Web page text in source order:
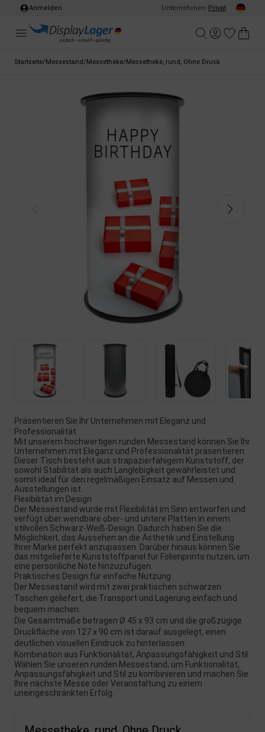
Anmelden Unternehmen Privat
Startseite/Messestand/Messetheke/Messetheke, rund, Ohne Druck
Präsentieren Sie Ihr Unternehmen mit Eleganz und
Professionalität
Mit unserem hochwertigen runden Messestand können Sie Ihr
Unternehmen mit Eleganz und Professionalität präsentieren.
Dieser Tisch besteht aus strapazierfähigem Kunststoff, der
sowohl Stabilität als auch Langlebigkeit gewährleistet und
somit ideal für den regelmäßigen Einsatz auf Messen und
Ausstellungen ist.
Flexibilität im Design
Der Messestand wurde mit Flexibilität im Sinn entworfen und
verfügt über wendbare ober- und untere Platten in einem
stilvollen Schwarz-Weiß-Design. Dadurch haben Sie die
Möglichkeit, das Aussehen an die Ästhetik und Einstellung
Ihrer Marke perfekt anzupassen. Darüber hinaus können Sie
das mitgelieferte Kunststoffpanel für Folienprints nutzen, um
eine persönliche Note hinzuzufügen.
Praktisches Design für einfache Nutzung
Der Messestand wird mit zwei praktischen schwarzen
Taschen geliefert, die Transport und Lagerung einfach und
bequem machen.
Die Gesamtmaße betragen Ø 45 x 93 cm und die großzügige
Druckfläche von 127 x 90 cm ist darauf ausgelegt, einen
deutlichen visuellen Eindruck zu hinterlassen.
Kombination aus Funktionalität, Anpassungsfähigkeit und Stil
Wählen Sie unseren runden Messestand, um Funktionalität,
Anpassungsfähigkeit und Stil zu kombinieren und machen Sie
Ihre nächste Messe oder Veranstaltung zu einem
uneingeschränkten Erfolg.